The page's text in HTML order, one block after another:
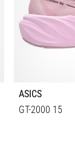
ASICS
GT-2000 15